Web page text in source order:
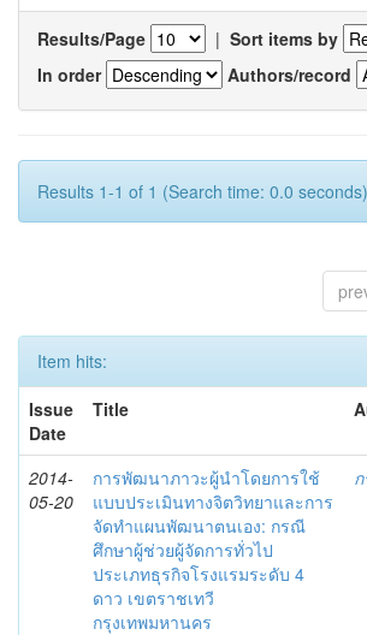
Results/Page | Sort items by
In order
Authors/record
Results 1-1 of 1 (Search time: 0.0
Item hits:
Issue
Date
Title
2014-
05-20
การพัฒนาภาวะผู้นำโดยการใช้
แบบประเมินทางจิตวิทยาและการ
จัดทำแผนพัฒนาตนเอง: กรณี
ศึกษาผู้ช่วยผู้จัดการทั่วไป
ประเภทธุรกิจโรงแรมระดับ 4
ดาว เขตราชเทวี
กรุงเทพมหานคร